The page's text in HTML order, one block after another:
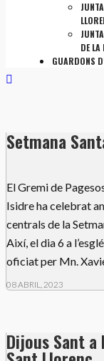
DE LA
GUARDONS
Setmana
El Gremi de
Isidre ha celebrat
centrals de la
Així, el dia 6 a
oficiat per Mn.
08 ABRIL, 2023
Dijous Sant a